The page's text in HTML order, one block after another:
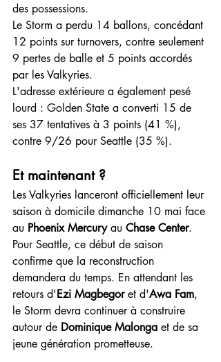
des possessions.
Le Storm a perdu 14 ballons, concédant
12 points sur turnovers, contre seulement
9 pertes de balle et 5 points accordés
par les Valkyries.
L'adresse extérieure a également pesé
lourd : Golden State a converti 15 de
ses 37 tentatives à 3 points (41 %),
contre 9/26 pour Seattle (35 %).
Et maintenant ?
Les Valkyries lanceront officiellement leur
saison à domicile dimanche 10 mai face
au Phoenix Mercury au Chase Center.
Pour Seattle, ce début de saison
confirme que la reconstruction
demandera du temps. En attendant les
retours d'Ezi Magbegor et d'Awa Fam,
le Storm devra continuer à construire
autour de Dominique Malonga et de sa
jeune génération prometteuse.